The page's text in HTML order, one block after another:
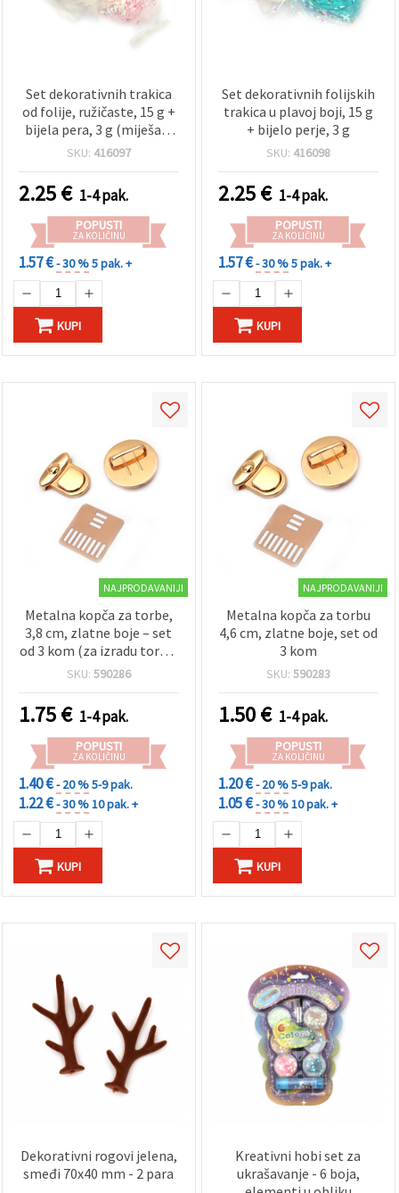
Set dekorativnih trakica
od folije, ružičaste, 15 g +
bijela pera, 3 g (miješani
sadržaj)
SKU: 416097
2.25€ 1-4 pak.
POPUSTI
ZA KOLIČINU
1.57 €- 30 %5 pak. +
KUPI
Set dekorativnih folijskih
trakica u plavoj boji, 15 g
+ bijelo perje, 3 g
SKU: 416098
2.25€ 1-4 pak.
POPUSTI
ZA KOLIČINU
1.57 €- 30 %5 pak. +
KUPI
NAJPRODAVANIJI
Metalna kopča za torbe,
3,8 cm, zlatne boje – set
od 3 kom (za izradu torbi i
rukotvorina)
SKU: 590286
1.75€ 1-4 pak.
POPUSTI
ZA KOLIČINU
1.40 €- 20 %5-9 pak.
1.22 €- 30 %10 pak. +
KUPI
NAJPRODAVANIJI
Metalna kopča za torbu
4,6 cm, zlatne boje, set od
3 kom
SKU: 590283
1.50€ 1-4 pak.
POPUSTI
ZA KOLIČINU
1.20 €- 20 %5-9 pak.
1.05 €- 30 %10 pak. +
KUPI
Dekorativni rogovi jelena,
smeđi 70x40 mm - 2 para
Kreativni hobi set za
ukrašavanje - 6 boja,